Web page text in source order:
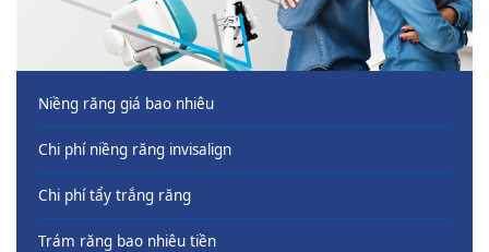
Niềng răng giá bao nhiêu
Chi phí niềng răng invisalign
Chi phí tẩy trắng răng
Trám răng bao nhiêu tiền